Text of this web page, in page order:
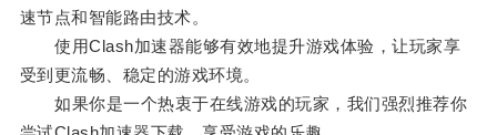
速节点和智能路由技术。
使用Clash加速器能够有效地提升游戏体验，让玩家享
受到更流畅、稳定的游戏环境。
如果你是一个热衷于在线游戏的玩家，我们强烈推荐你